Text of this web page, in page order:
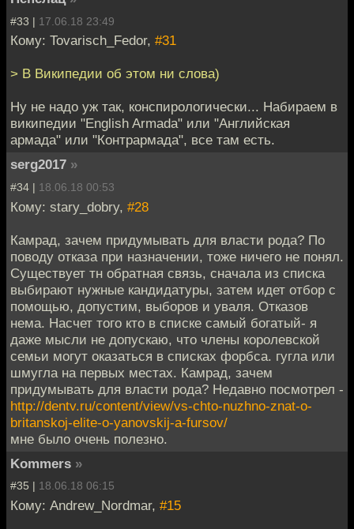
#33 | 17.06.18 23:49
Кому: Tovarisch_Fedor, #31
> В Википедии об этом ни слова)
Ну не надо уж так, конспирологически... Набираем в
википедии "English Armada" или "Английская
армада" или "Контрармада", все там есть.
serg2017 »
#34 | 18.06.18 00:53
Кому: stary_dobry, #28
Камрад, зачем придумывать для власти рода? По
поводу отказа при назначении, тоже ничего не понял.
Существует тн обратная связь, сначала из списка
выбирают нужные кандидатуры, затем идет отбор с
помощью, допустим, выборов и уваля. Отказов
нема. Насчет того кто в списке самый богатый- я
даже мысли не допускаю, что члены королевской
семьи могут оказаться в списках форбса. гугла или
шмугла на первых местах. Камрад, зачем
придумывать для власти рода? Недавно посмотрел -
http://dentv.ru/content/view/vs-chto-nuzhno-znat-o-
britanskoj-elite-o-yanovskij-a-fursov/
мне было очень полезно.
Kommers »
#35 | 18.06.18 06:15
Кому: Andrew_Nordmar, #15